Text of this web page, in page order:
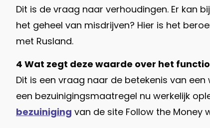
Dit is de vraag naar verhoudingen. Er kan
het geheel van misdrijven? Hier is het
met Rusland.
4 Wat zegt deze waarde over het
Dit is een vraag naar de betekenis van
een bezuinigingsmaatregel nu werkelijk
bezuiniging van de site Follow the Money